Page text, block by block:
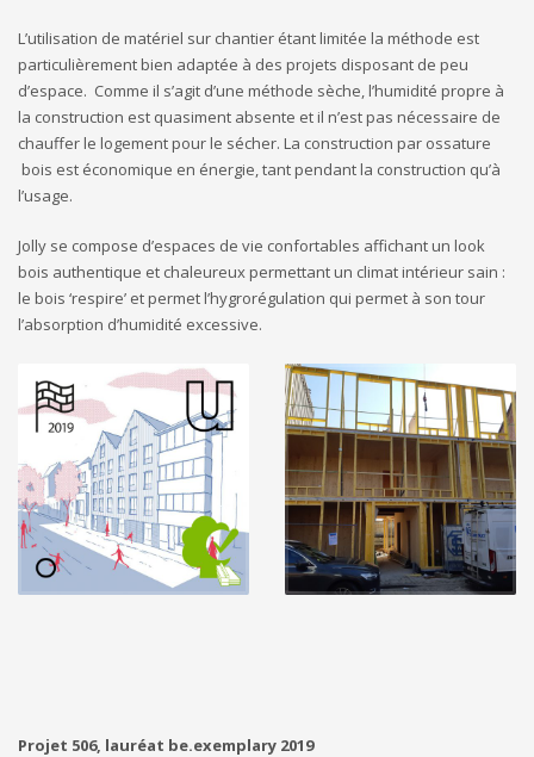
L’utilisation de matériel sur chantier étant limitée la méthode est
particulièrement bien adaptée à des projets disposant de peu
d’espace. Comme il s’agit d’une méthode sèche, l’humidité propre à
la construction est quasiment absente et il n’est pas nécessaire de
chauffer le logement pour le sécher. La construction par ossature
bois est économique en énergie, tant pendant la construction qu’à
l’usage.
Jolly se compose d’espaces de vie confortables affichant un look
bois authentique et chaleureux permettant un climat intérieur sain :
le bois ‘respire’ et permet l’hygrorégulation qui permet à son tour
l’absorption d’humidité excessive.
Projet 506, lauréat be.exemplary 2019